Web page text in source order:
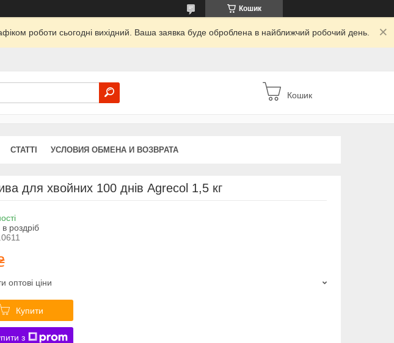
Кошик
роботи сьогодні вихідний. Ваша заявка буде оброблена в найближчий робочий день.
Кошик
СТАТТІ УСЛОВИЯ ОБМЕНА И ВОЗВРАТА
для хвойних 100 днів Agrecol 1,5 кг
роздріб
оптові ціни
Купити
з